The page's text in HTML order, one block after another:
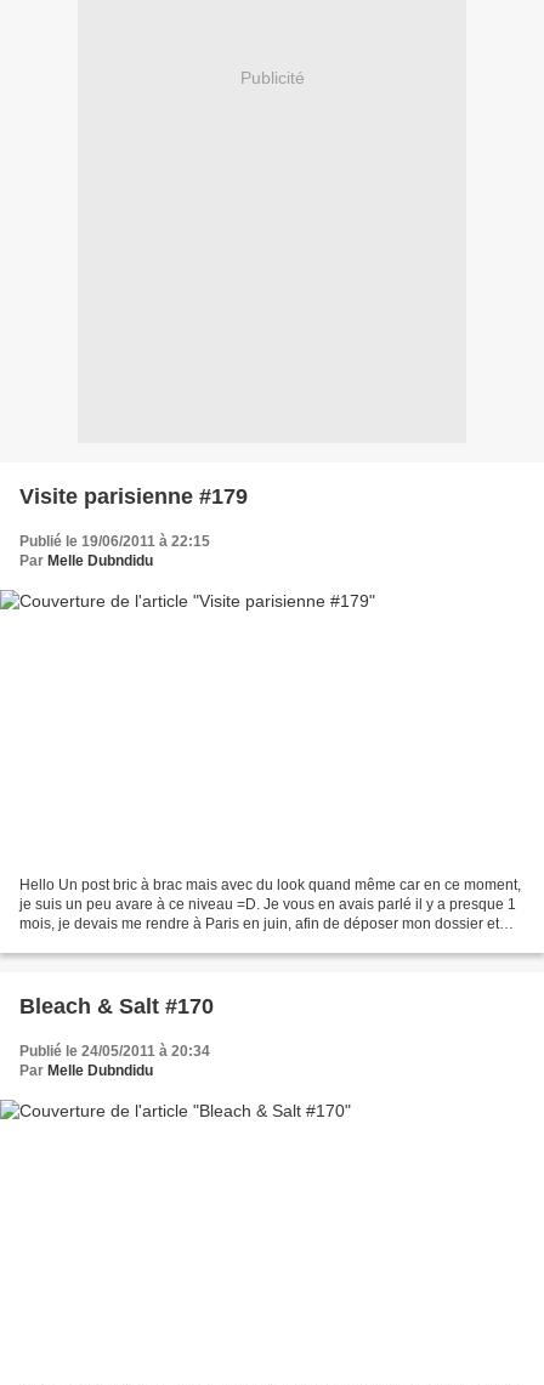
Publicité
Visite parisienne #179
Publié le 19/06/2011 à 22:15
Par Melle Dubndidu
Hello Un post bric à brac mais avec du look quand même car en ce moment,
je suis un peu avare à ce niveau =D. Je vous en avais parlé il y a presque 1
mois, je devais me rendre à Paris en juin, afin de déposer mon dossier et
Bleach & Salt #170
Publié le 24/05/2011 à 20:34
Par Melle Dubndidu